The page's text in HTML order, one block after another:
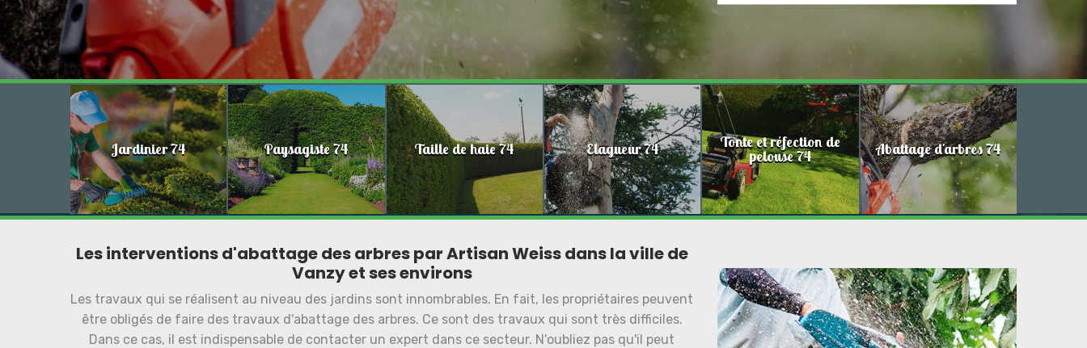
Jardinier 74 Paysagiste 74 Taille de haie 74 Elagueur 74 Tonte et réfection de
pelouse 74 Abattage d'arbres 74
Les interventions d'abattage des arbres par Artisan Weiss dans la ville de
Vanzy et ses environs
Les travaux qui se réalisent au niveau des jardins sont innombrables. En fait, les propriétaires peuvent
être obligés de faire des travaux d'abattage des arbres. Ce sont des travaux qui sont très difficiles.
Dans ce cas, il est indispensable de contacter un expert dans ce secteur. N'oubliez pas qu'il peut